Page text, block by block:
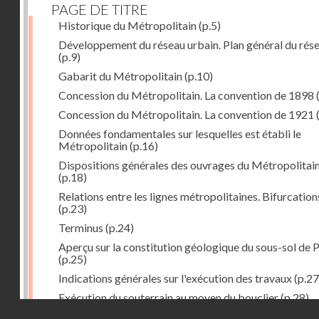
PAGE DE TITRE
Historique du Métropolitain(p.5)
Développement du réseau urbain. Plan général du
(p.9)
Gabarit du Métropolitain(p.10)
Concession du Métropolitain. La convention de 1898
Concession du Métropolitain. La convention de 1921
Données fondamentales sur lesquelles est établi le
Métropolitain(p.16)
Dispositions générales des ouvrages du
(p.18)
Relations entre les lignes métropolitaines.
(p.23)
Terminus (p.24)
Aperçu sur la constitution géologique du sous-sol de
(p.25)
Indications générales sur l'exécution des travaux
Exécution du souterrain au moyen du bouclier(p.28)